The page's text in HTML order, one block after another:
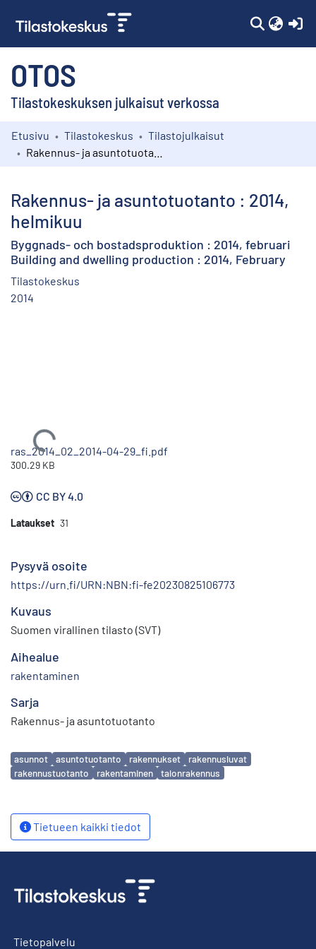
OTOS
Tilastokeskuksen julkaisut verkossa
Kokoelmat
Etusivu Tilastokeskus
Tilastojulkaisut
Rakennus- ja asuntotuotanto : 2014,
helmikuu
Byggnads- och bostadsproduktion : 2014, februari
Building and dwelling production : 2014, February
Tilastokeskus
2014
Ladataan...
ras_2014_02_2014-04-29_fi.pdf
300.29 KB
CC BY 4.0
Lataukset 31
Pysyvä osoite
https://urn.fi/URN:NBN:fi-fe20230825106773
Kuvaus
Suomen virallinen tilasto (SVT)
Aihealue
rakentaminen
Sarja
Rakennus- ja asuntotuotanto
Avainsanat
asunnot asuntotuotanto rakennukset
rakennusluvat
rakennustuotanto
rakentaminen talonrakennus
Tietueen kaikki tiedot
Tietopalvelu